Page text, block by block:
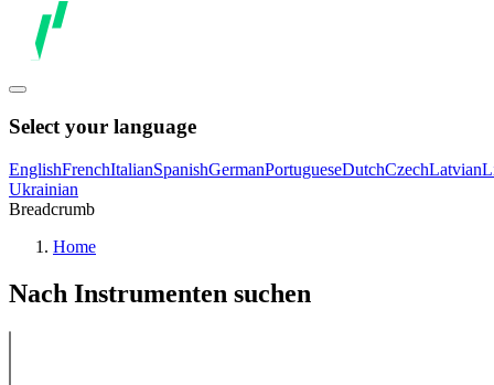
Select your language
EnglishFrenchItalianSpanishGermanPortugueseDutchCzechLatvian
Ukrainian
Breadcrumb
Home
Nach Instrumenten suchen